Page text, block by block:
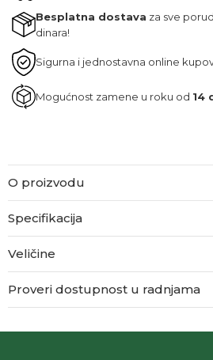
Besplatna dostava za sve
dinara!
Sigurna i jednostavna online
Mogućnost zamene u roku od 14
O proizvodu
Specifikacija
Veličine
Proveri dostupnost u radnjama